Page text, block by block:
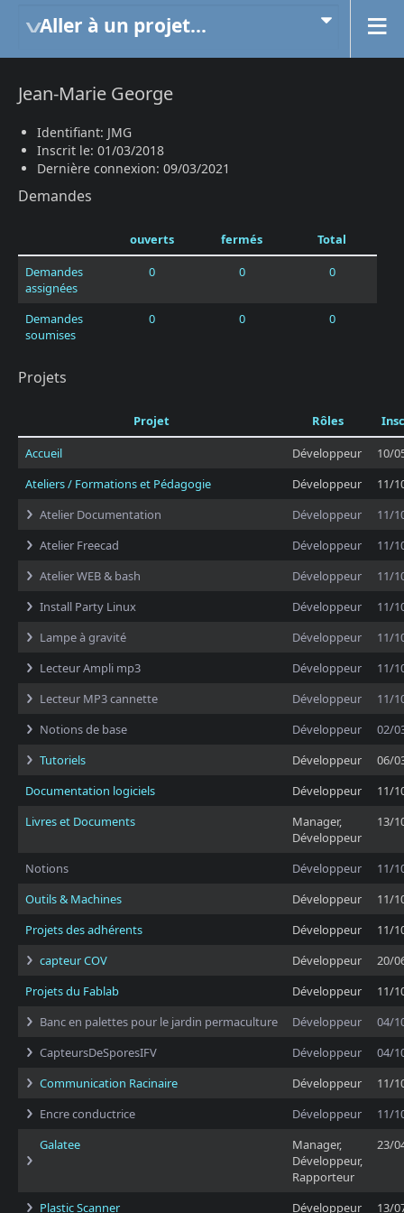
Aller à un projet...
Jean-Marie George
Identifiant: JMG
Inscrit le: 01/03/2018
Dernière connexion: 09/03/2021
Demandes
ouverts fermés
Total
Demandes
assignées
0 0 0
Demandes
soumises
0 0 0
Projets
Projet Rôles
Accueil
Développeur
10/
Ateliers / Formations et Pédagogie
Développeur
11/
Atelier Documentation
Développeur
11/
Atelier Freecad
Développeur
11/
Atelier WEB & bash
Développeur
11/
Install Party Linux
Développeur
11/
Lampe à gravité
Développeur
11/
Lecteur Ampli mp3
Développeur
11/
Lecteur MP3 cannette
Développeur
11/
Notions de base
Développeur
02/
Tutoriels
Développeur
06/
Documentation logiciels
Développeur
11/
Livres et Documents
Manager,
Développeur
13/
Notions Développeur
11/
Outils & Machines
Développeur
11/
Projets des adhérents
Développeur
11/
capteur COV
Développeur
20/
Projets du Fablab
Développeur
11/
Banc en palettes pour le jardin permaculture
Développeur
04/
CapteursDeSporesIFV
Développeur
04/
Communication Racinaire
Développeur
11/
Encre conductrice
Développeur
11/
Galatee
Manager,
Développeur,
Rapporteur
23/
Plastic Scanner Développeur 13/